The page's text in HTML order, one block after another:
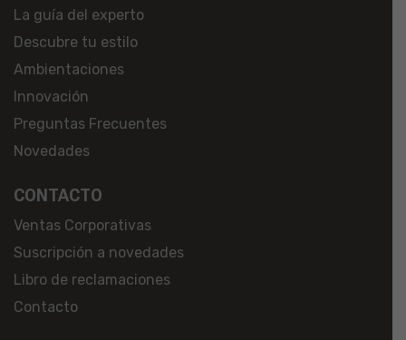
La guía del experto
Descubre tu estilo
Ambientaciones
Innovación
Preguntas Frecuentes
Novedades
CONTACTO
Ventas Corporativas
Suscripción a novedades
Libro de reclamaciones
Contacto